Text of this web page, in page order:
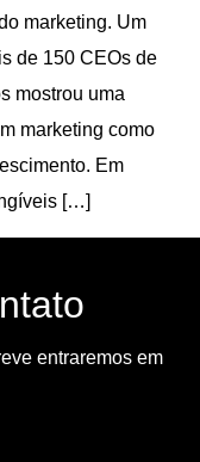
marketing. Um
de 150 CEOs de
mostrou uma
marketing como
Em
[…]
entraremos em